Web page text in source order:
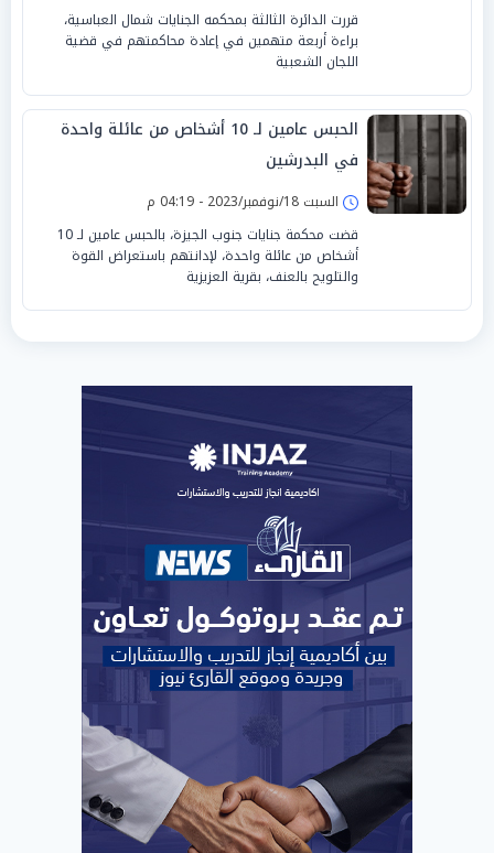
قررت الدائرة الثالثة بمحكمه الجنايات شمال العباسية،
براءة أربعة متهمين في إعادة محاكمتهم في قضية
اللجان الشعبية
الحبس عامين لـ 10 أشخاص من عائلة واحدة
في البدرشين
السبت 18/نوفمبر/2023 - 04:19 م
قضت محكمة جنايات جنوب الجيزة، بالحبس عامين لـ 10
أشخاص من عائلة واحدة، لإدانتهم باستعراض القوة
والتلويح بالعنف، بقرية العزيزية